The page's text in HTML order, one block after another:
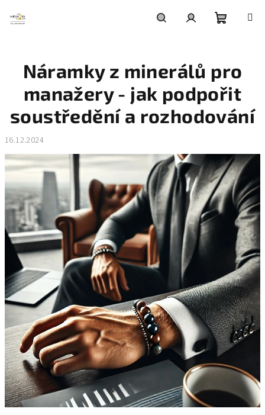
košík
Náramky z minerálů pro
manažery - jak podpořit
soustředění a rozhodování
16.12.2024